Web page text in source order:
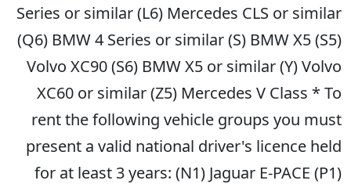
Series or similar (L6) Mercedes CLS or similar
(Q6) BMW 4 Series or similar (S) BMW X5 (S5)
Volvo XC90 (S6) BMW X5 or similar (Y) Volvo
XC60 or similar (Z5) Mercedes V Class * To
rent the following vehicle groups you must
present a valid national driver's licence held
for at least 3 years: (N1) Jaguar E-PACE (P1)